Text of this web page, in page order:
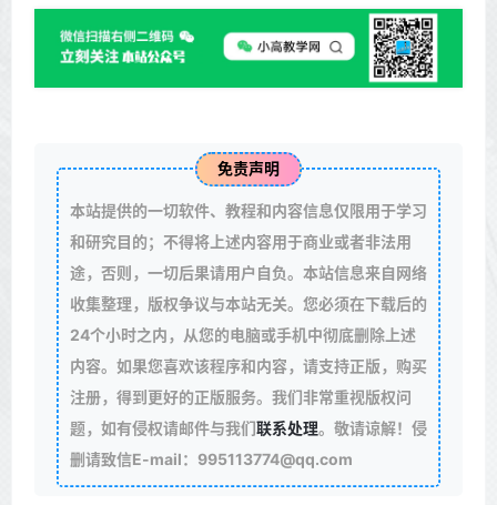
免责声明
本站提供的一切软件、教程和内容信息仅限用于学习
和研究目的；不得将上述内容用于商业或者非法用
途，否则，一切后果请用户自负。本站信息来自网络
收集整理，版权争议与本站无关。您必须在下载后的
24个小时之内，从您的电脑或手机中彻底删除上述
内容。如果您喜欢该程序和内容，请支持正版，购买
注册，得到更好的正版服务。我们非常重视版权问
题，如有侵权请邮件与我们联系处理。敬请谅解！侵
删请致信E-mail：995113774@qq.com